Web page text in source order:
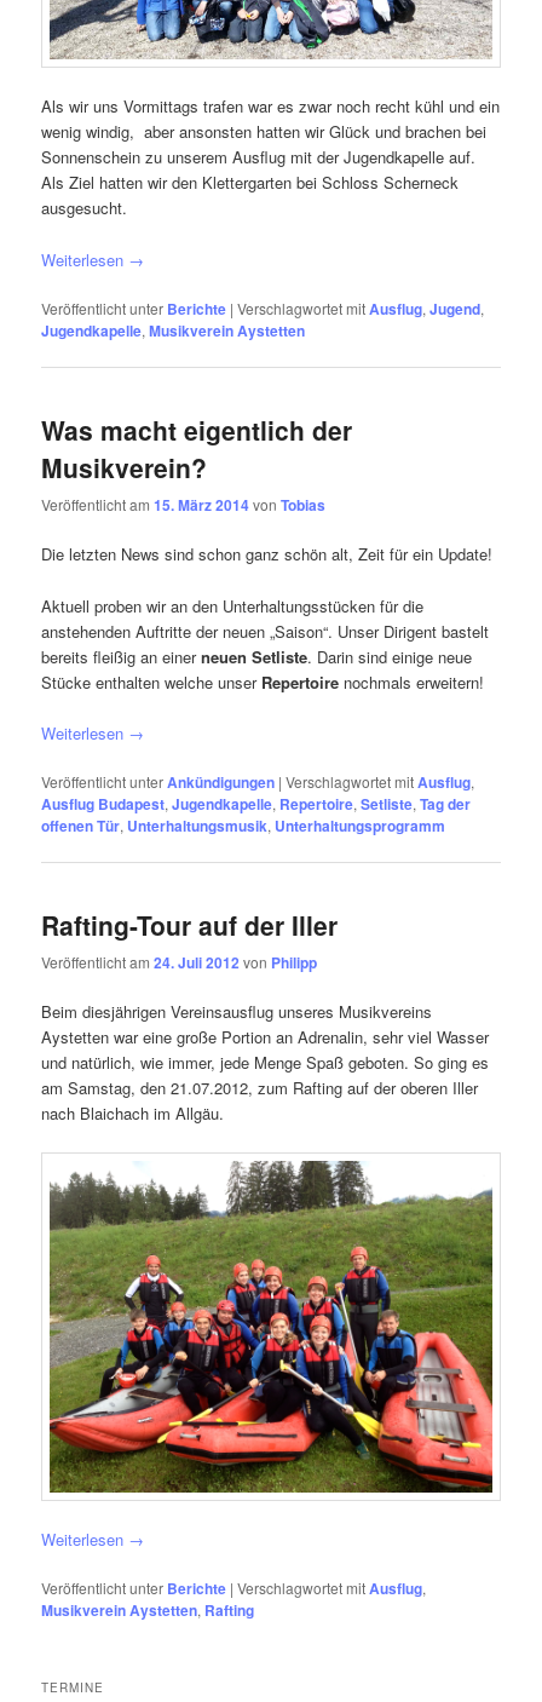
Als wir uns Vormittags trafen war es zwar noch recht kühl und ein
wenig windig, aber ansonsten hatten wir Glück und brachen bei
Sonnenschein zu unserem Ausflug mit der Jugendkapelle auf.
Als Ziel hatten wir den Klettergarten bei Schloss Scherneck
ausgesucht.
Weiterlesen →
Veröffentlicht unter Berichte |Verschlagwortet mitAusflug,Jugend,
Jugendkapelle,Musikverein Aystetten
Was macht eigentlich der
Musikverein?
Veröffentlicht am15. März 2014vonTobias
Die letzten News sind schon ganz schön alt, Zeit für ein Update!
Aktuell proben wir an den Unterhaltungsstücken für die
anstehenden Auftritte der neuen „Saison“. Unser Dirigent bastelt
bereits fleißig an einerneuen Setliste. Darin sind einige neue
Stücke enthalten welche unser Repertoire nochmals erweitern!
Weiterlesen →
Veröffentlicht unterAnkündigungen |Verschlagwortet mitAusflug,
Ausflug Budapest,Jugendkapelle, Repertoire,Setliste,Tag der
offenen Tür, Unterhaltungsmusik, Unterhaltungsprogramm
Rafting-Tour auf der Iller
Veröffentlicht am24. Juli 2012 von Philipp
Beim diesjährigen Vereinsausflug unseres Musikvereins
Aystetten war eine große Portion an Adrenalin, sehr viel Wasser
und natürlich, wie immer, jede Menge Spaß geboten. So ging es
am Samstag, den 21.07.2012, zum Rafting auf der oberen Iller
nach Blaichach im Allgäu.
Weiterlesen →
Veröffentlicht unter Berichte |Verschlagwortet mitAusflug,
Musikverein Aystetten, Rafting
TERMINE